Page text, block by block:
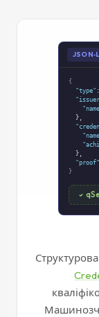
{
"type" :
},
},
"proof"
}